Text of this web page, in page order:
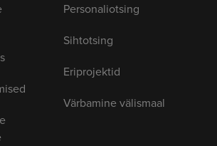
Personaliotsing
Sihtotsing
Eriprojektid
Värbamine välismaal